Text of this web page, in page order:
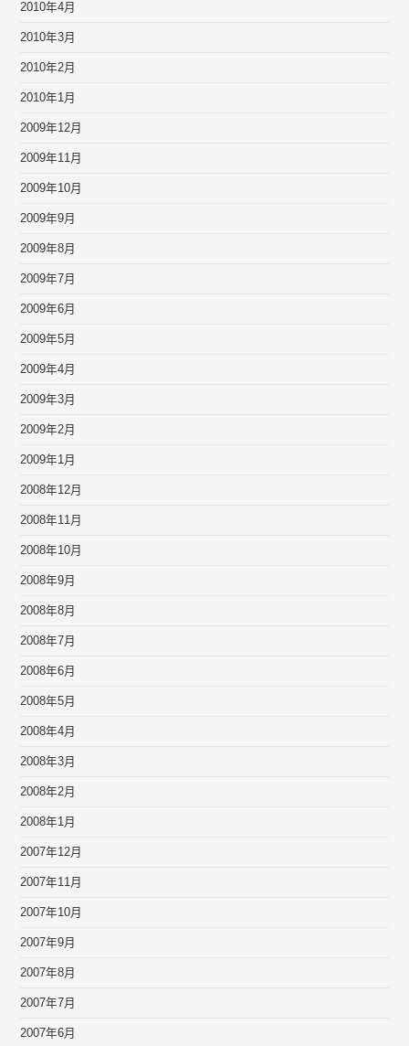
2010年4月
2010年3月
2010年2月
2010年1月
2009年12月
2009年11月
2009年10月
2009年9月
2009年8月
2009年7月
2009年6月
2009年5月
2009年4月
2009年3月
2009年2月
2009年1月
2008年12月
2008年11月
2008年10月
2008年9月
2008年8月
2008年7月
2008年6月
2008年5月
2008年4月
2008年3月
2008年2月
2008年1月
2007年12月
2007年11月
2007年10月
2007年9月
2007年8月
2007年7月
2007年6月